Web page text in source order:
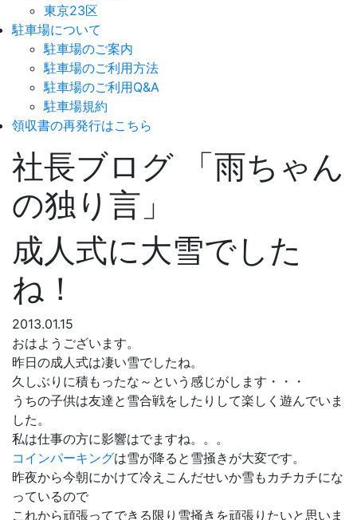
東京23区
駐車場について
駐車場のご案内
駐車場のご利用方法
駐車場のご利用Q&A
駐車場規約
領収書の再発行はこちら
社長ブログ 「雨ちゃん
の独り言」
成人式に大雪でした
ね！
2013.01.15
おはようございます。
昨日の成人式は凄い雪でしたね。
久しぶりに積もったな～という感じがします・・・
うちの子供は友達と雪合戦をしたりして楽しく遊んでいま
した。
私は仕事の方に影響はでますね。。。
コインパーキングは雪が降ると雪掻きが大変です。
昨夜から今朝にかけて冷えこんだせいか雪もカチカチにな
っているので
これから頑張ってできる限り雪掻きを頑張りたいと思いま